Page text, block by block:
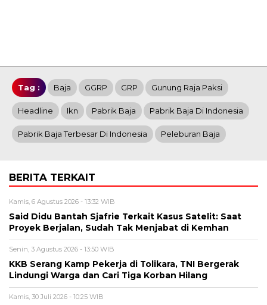
Tag : Baja GGRP GRP Gunung Raja Paksi
Headline Ikn Pabrik Baja Pabrik Baja Di Indonesia
Pabrik Baja Terbesar Di Indonesia Peleburan Baja
BERITA TERKAIT
Kamis, 6 Agustus 2026 - 13:32 WIB
Said Didu Bantah Sjafrie Terkait Kasus Satelit: Saat
Proyek Berjalan, Sudah Tak Menjabat di Kemhan
Senin, 3 Agustus 2026 - 13:50 WIB
KKB Serang Kamp Pekerja di Tolikara, TNI Bergerak
Lindungi Warga dan Cari Tiga Korban Hilang
Kamis, 30 Juli 2026 - 10:25 WIB